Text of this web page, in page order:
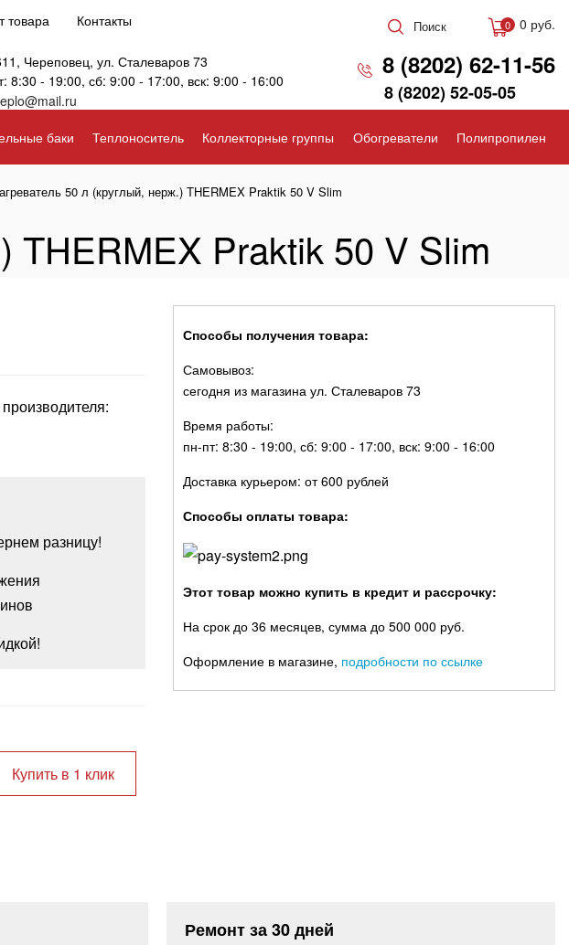
товара Контакты Поиск 0 0 руб.
Череповец, ул. Сталеваров 73
8:30 - 19:00, сб: 9:00 - 17:00, вск: 9:00 - 16:00
8 (8202) 62-11-56
8 (8202) 52-05-05
баки Теплоноситель Коллекторные группы Обогреватели Полипропилен
50 л (круглый, нерж.) THERMEX Praktik 50 V Slim
THERMEX Praktik 50 V Slim
разницу!
Купить в 1 клик
Способы получения товара:
Самовывоз:
сегодня из магазина ул. Сталеваров 73
Время работы:
пн-пт: 8:30 - 19:00, сб: 9:00 - 17:00, вск: 9:00 - 16:00
Доставка курьером: от 600 рублей
Способы оплаты товара:
Этот товар можно купить в кредит и рассрочку:
На срок до 36 месяцев, сумма до 500 000 руб.
Оформление в магазине, подробности по ссылке
Ремонт за 30 дней